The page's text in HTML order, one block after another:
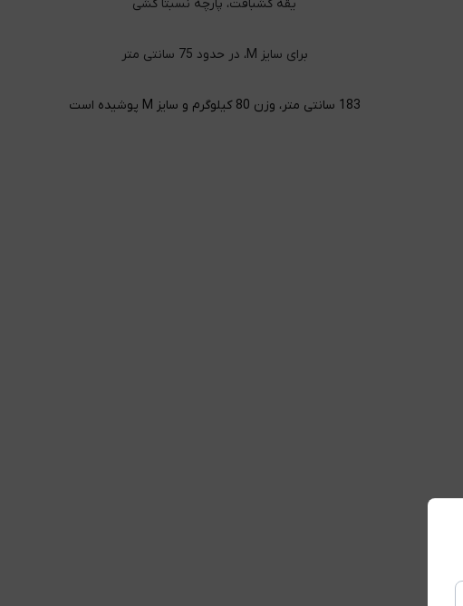
یقه کشبافت، پارچه نسبتا کشی
برای سایز M، در حدود 75 سانتی متر
183 سانتی متر، وزن 80 کیلوگرم و سایز M پوشیده است